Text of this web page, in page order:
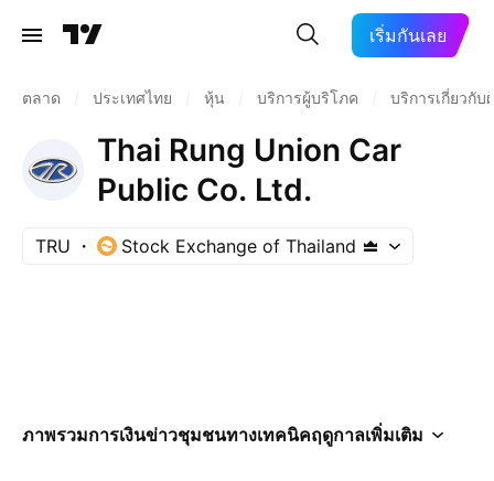
เริ่มกันเลย
ตลาด ประเทศไทย หุ้น บริการผู้บริโภค บริการเกี่ยวกั
Thai Rung Union Car
Public Co. Ltd.
TRU Stock Exchange of Thailand
ภาพรวมการเงินข่าวชุมชนทางเทคนิคฤดูกาลเพิ่มเติม